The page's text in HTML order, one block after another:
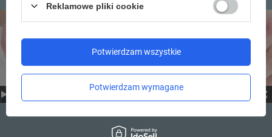
Reklamowe pliki cookie
Potwierdzam wymagane
Potwierdzam wszystkie